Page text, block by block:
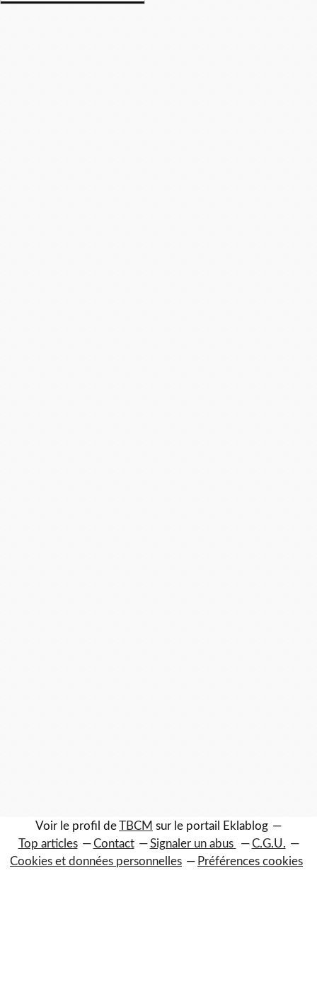
Voir le profil deTBCM sur le portail Eklablog
Top articles
Contact Signaler un abus
C.G.U.
Cookies et données personnelles
Préférences cookies